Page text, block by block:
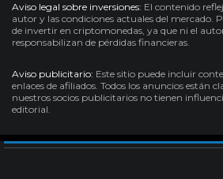
Aviso legal sobre inversiones: El contenido
autor y las condiciones actuales del mercado.
de invertir en criptomonedas, ya que ni el
responsabilizan de pérdidas financieras.
Aviso publicitario: Este sitio puede incluir
enlaces de afiliados. Todos los anuncios están
nuestros socios publicitarios no tienen
editorial.